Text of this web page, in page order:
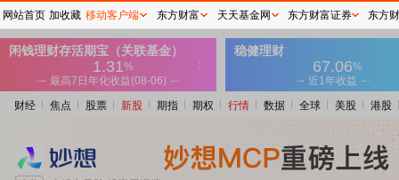
财经 焦点 股票 新股 期指 期权 行情 数据 全球 美股 港股
网站首页 加收藏 移动客户端 东方财富 天天基金网 东方财富证券 东方